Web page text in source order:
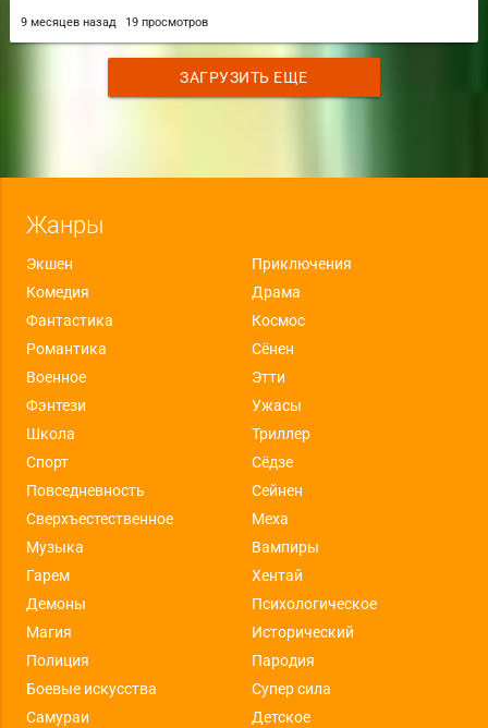
9 месяцев назад 19 просмотров
ЗАГРУЗИТЬ ЕЩЕ
Жанры
Экшен
Приключения
Комедия
Драма
Фантастика
Космос
Романтика
Сёнен
Военное
Этти
Фэнтези
Ужасы
Школа
Триллер
Спорт
Сёдзе
Повседневность
Сейнен
Сверхъестественное
Меха
Музыка
Вампиры
Гарем
Хентай
Демоны
Психологическое
Магия
Исторический
Полиция
Пародия
Боевые искусства
Супер сила
Самураи
Детское